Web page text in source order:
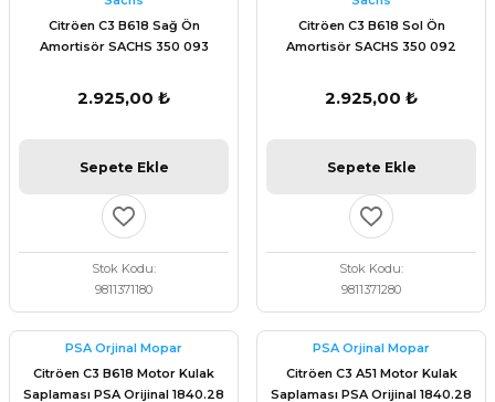
Fren Teli
- Turbo Borusu - Egr - Hava
Şamandıra - Yakıt Hortumu
Takım- Aks - Fren - Direksiyon
- Volan - Vites Kolu+Teli
- Turbo Borusu - Egr - Hava
Şamandıra - Yakıt Hortumu
Fren Teli
- Turbo Borusu - Egr - Hava
Şamandıra - Yakıt Hortumu
- Gaz Fren Teli
- Turbo Borusu - Egr - Hava
Şamandıra - Yakıt Hortumu
Citröen C3 B618 Sağ Ön
Amortisör SACHS 350 093
2.925,00 ₺
Sepete Ekle
Stok Kodu
9811371180
Citröen C3 B618 Sol Ön
Amortisör SACHS 350 092
2.925,00 ₺
Sepete Ekle
Stok Kodu
9811371280
PSA Orjinal Mopar
Citröen C3 B618 Motor Kulak
Saplaması PSA Orijinal 1840.28
PSA Orjinal Mopar
Citröen C3 A51 Motor Kulak
Saplaması PSA Orijinal 1840.28